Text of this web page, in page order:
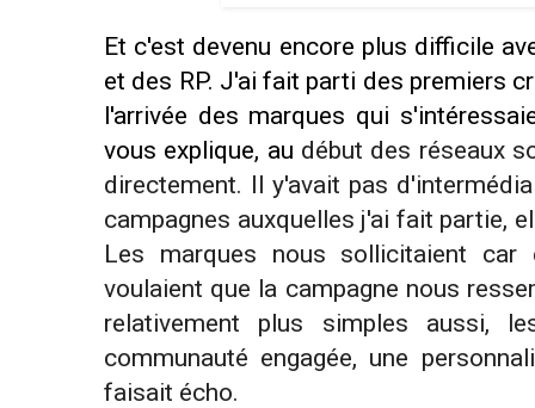
Et c'est devenu encore plus difficile
et des RP. J'ai fait parti des premiers
l'arrivée des marques qui
vous explique, au début des réseaux
directement. Il y'avait pas
campagnes auxquelles j'ai fait partie,
Les marques nous sollicitaient
voulaient que la campagne nous
relativement plus simples aussi,
communauté engagée, une
faisait écho.